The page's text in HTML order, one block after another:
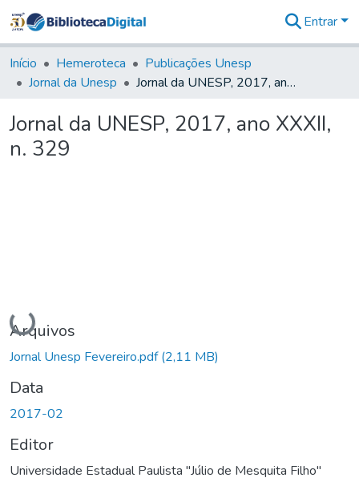
&
Coleções
Tudo na
Digital
Entrar
Início Hemeroteca
Publicações Unesp
Jornal da Unesp
Jornal da UNESP, 2017, ano XXXII, n. 329
Jornal da UNESP, 2017, ano XXXII,
n. 329
Carregando...
Arquivos
Jornal Unesp Fevereiro.pdf(2,11 MB)
Data
2017-02
Editor
Universidade Estadual Paulista "Júlio de Mesquita Filho"